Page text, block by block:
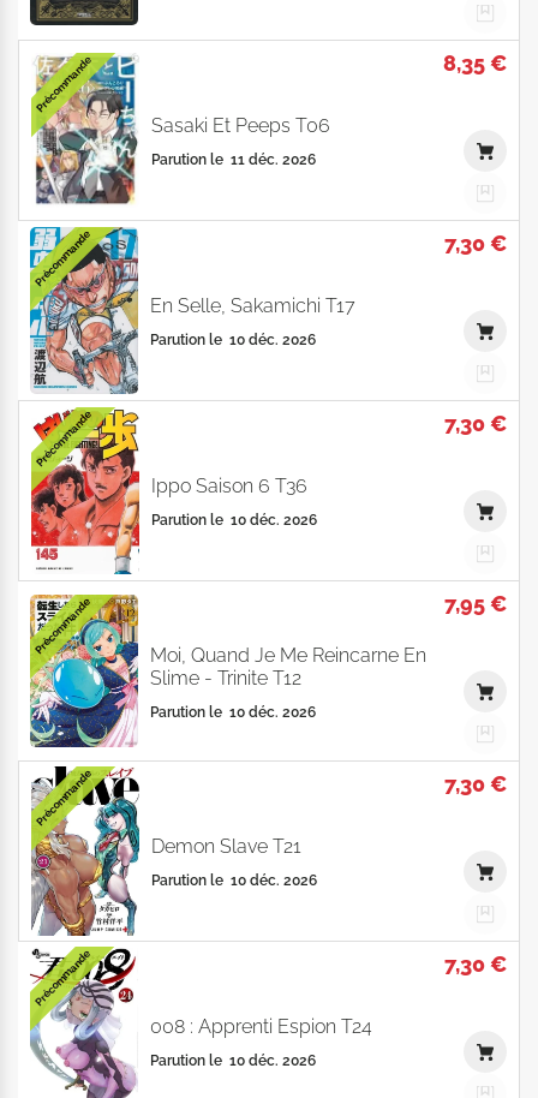
8,35 €
Sasaki Et Peeps T06
Parution le 11 déc. 2026
Précommande
7,30 €
En Selle, Sakamichi T17
Parution le 10 déc. 2026
Précommande
7,30 €
Ippo Saison 6 T36
Parution le 10 déc. 2026
Précommande
7,95 €
Moi, Quand Je Me Reincarne En
Slime - Trinite T12
Parution le 10 déc. 2026
Précommande
7,30 €
Demon Slave T21
Parution le 10 déc. 2026
Précommande
7,30 €
008 : Apprenti Espion T24
Parution le 10 déc. 2026
Précommande